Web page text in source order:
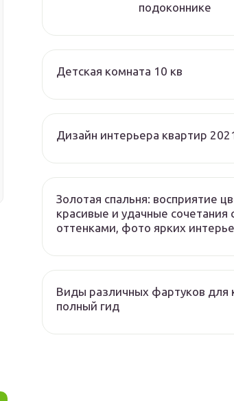
подоконнике
Детская комната 10 кв
Дизайн интерьера квартир
Золотая спальня: восприятие
красивые и удачные сочетания
оттенками, фото ярких
Виды различных фартуков для
полный гид